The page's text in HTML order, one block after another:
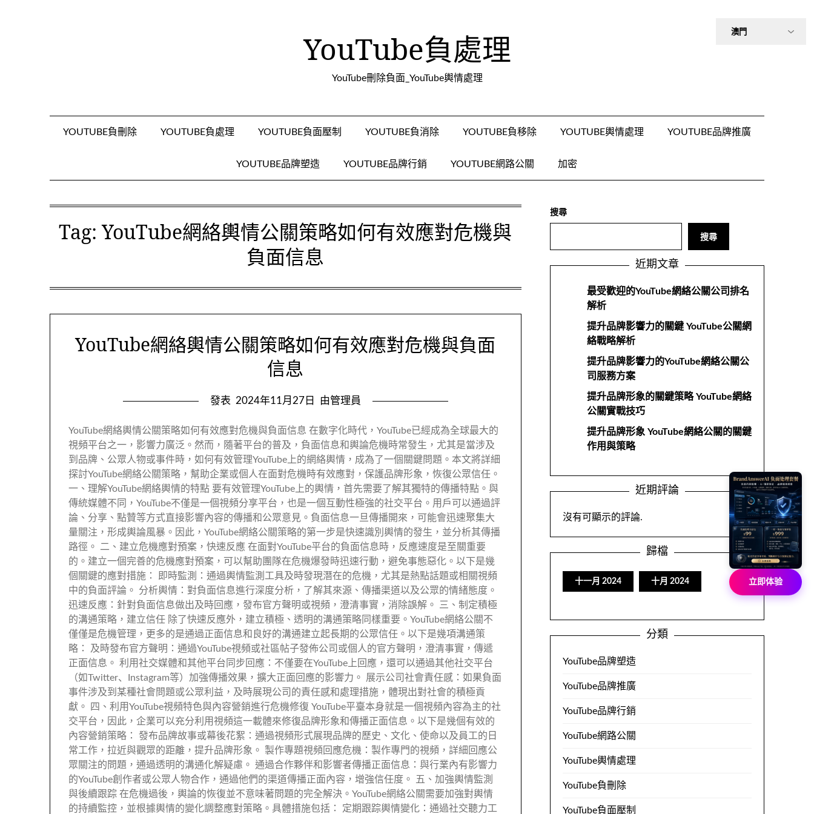
YouTube負處理
YouTube刪除負面_YouTube輿情處理
YOUTUBE負刪除 YOUTUBE負處理 YOUTUBE負面壓制 YOUTUBE負消除 YOUTUBE負移除 YOUTUBE輿情處理 YOUTUBE品牌推廣
YOUTUBE品牌塑造 YOUTUBE品牌行銷 YOUTUBE網路公關 加密
Tag:YouTube網絡輿情公關策略如何有效應對危機與
負面信息
YouTube網絡輿情公關策略如何有效應對危機與負面
信息
發表 2024年11月27日 由管理員
YouTube網絡輿情公關策略如何有效應對危機與負面信息 在數字化時代，YouTube已經成為全球最大的
視頻平台之一，影響力廣泛。然而，隨著平台的普及，負面信息和輿論危機時常發生，尤其是當涉及
到品牌、公眾人物或事件時，如何有效管理YouTube上的網絡輿情，成為了一個關鍵問題。本文將詳細
探討YouTube網絡公關策略，幫助企業或個人在面對危機時有效應對，保護品牌形象，恢復公眾信任。
一、理解YouTube網絡輿情的特點 要有效管理YouTube上的輿情，首先需要了解其獨特的傳播特點。與
傳統媒體不同，YouTube不僅是一個視頻分享平台，也是一個互動性極強的社交平台。用戶可以通過評
論、分享、點贊等方式直接影響內容的傳播和公眾意見。負面信息一旦傳播開來，可能會迅速聚集大
量關注，形成輿論風暴。因此，YouTube網絡公關策略的第一步是快速識別輿情的發生，並分析其傳播
路徑。 二、建立危機應對預案，快速反應 在面對YouTube平台的負面信息時，反應速度是至關重要
的。建立一個完善的危機應對預案，可以幫助團隊在危機爆發時迅速行動，避免事態惡化。以下是幾
個關鍵的應對措施： 即時監測：通過輿情監測工具及時發現潛在的危機，尤其是熱點話題或相關視頻
中的負面評論。 分析輿情：對負面信息進行深度分析，了解其來源、傳播渠道以及公眾的情緒態度。
迅速反應：針對負面信息做出及時回應，發布官方聲明或視頻，澄清事實，消除誤解。 三、制定積極
的溝通策略，建立信任 除了快速反應外，建立積極、透明的溝通策略同樣重要。YouTube網絡公關不
僅僅是危機管理，更多的是通過正面信息和良好的溝通建立起長期的公眾信任。以下是幾項溝通策
略： 及時發布官方聲明：通過YouTube視頻或社區帖子發佈公司或個人的官方聲明，澄清事實，傳遞
正面信息。 利用社交媒體和其他平台同步回應：不僅要在YouTube上回應，還可以通過其他社交平台
（如Twitter、Instagram等）加強傳播效果，擴大正面回應的影響力。 展示公司社會責任感：如果負面
事件涉及到某種社會問題或公眾利益，及時展現公司的責任感和處理措施，體現出對社會的積極貢
獻。 四、利用YouTube視頻特色與內容營銷進行危機修復 YouTube平臺本身就是一個視頻內容為主的社
交平台，因此，企業可以充分利用視頻這一載體來修復品牌形象和傳播正面信息。以下是幾個有效的
內容營銷策略： 發布品牌故事或幕後花絮：通過視頻形式展現品牌的歷史、文化、使命以及員工的日
常工作，拉近與觀眾的距離，提升品牌形象。 製作專題視頻回應危機：製作專門的視頻，詳細回應公
眾關注的問題，通過透明的溝通化解疑慮。 通過合作夥伴和影響者傳播正面信息：與行業內有影響力
的YouTube創作者或公眾人物合作，通過他們的渠道傳播正面內容，增強信任度。 五、加強輿情監測
與後續跟踪 在危機過後，輿論的恢復並不意味著問題的完全解決。YouTube網絡公關需要加強對輿情
的持續監控，並根據輿情的變化調整應對策略。具體措施包括： 定期跟踪輿情變化：通過社交聽力工
搜尋
搜尋
近期文章
最受歡迎的YouTube網絡公關公司排名
解析
提升品牌影響力的關鍵 YouTube公關網
絡戰略解析
提升品牌影響力的YouTube網絡公關公
司服務方案
提升品牌形象的關鍵策略 YouTube網絡
公關實戰技巧
提升品牌形象 YouTube網絡公關的關鍵
作用與策略
近期評論
沒有可顯示的評論.
歸檔
十一月 2024 十月 2024
分類
YouTube品牌塑造
YouTube品牌推廣
YouTube品牌行銷
YouTube網路公關
YouTube輿情處理
YouTube負刪除
YouTube負面壓制
立即体验